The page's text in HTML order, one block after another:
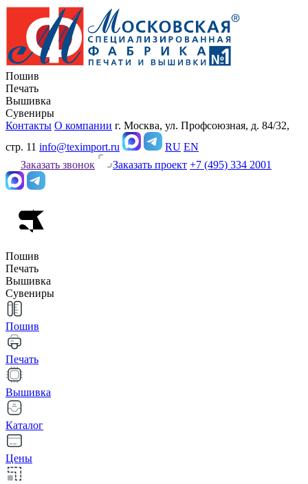
Пошив
Печать
Вышивка
Сувениры
Контакты О компании г. Москва, ул. Профсоюзная, д. 84/32,
стр. 11 info@teximport.ru RU EN
Заказать звонок
Заказать проект +7 (495) 334 2001
Пошив
Печать
Вышивка
Сувениры
Пошив
Печать
Вышивка
Каталог
Цены